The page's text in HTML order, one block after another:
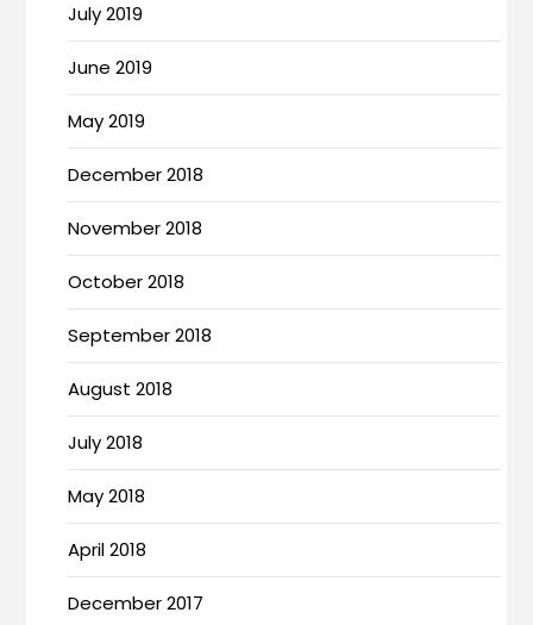
July 2019
June 2019
May 2019
December 2018
November 2018
October 2018
September 2018
August 2018
July 2018
May 2018
April 2018
December 2017